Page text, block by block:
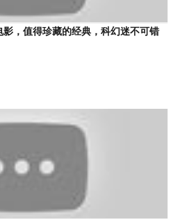
影，值得珍藏的经典，科幻迷不可错